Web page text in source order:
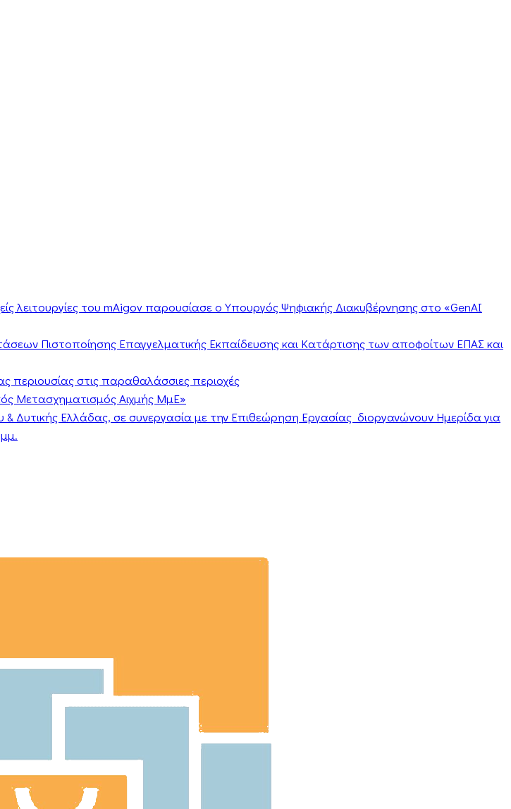
του mAigov παρουσίασε ο Υπουργός Ψηφιακής Διακυβέρνησης στο «GenAI
Πιστοποίησης Επαγγελματικής Εκπαίδευσης και Κατάρτισης των αποφοίτων ΕΠΑΣ και
περιουσίας στις παραθαλάσσιες περιοχές
Μετασχηματισμός Αιχμής ΜμΕ»
Δυτικής Ελλάδας, σε συνεργασία με την Επιθεώρηση Εργασίας διοργανώνουν Ημερίδα για